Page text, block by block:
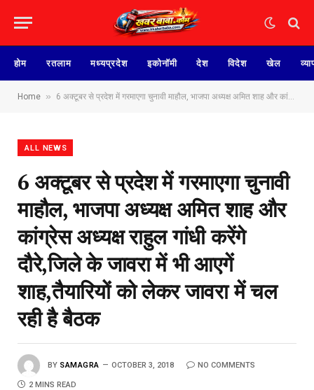
होम रतलाम मध्यप्रदेश इकोनॉमी देश विदेश खेल
Home » 6 अक्टूबर से प्रदेश में गरमाएगा चुनावी माहौल, भाजपा अध्यक्ष अमित शाह और कांग्रेस अध्यक्ष राहुल गांधी करेंगे दौरे,जिले के जावरा में भी आएगें शाह,तैयारियों को लेकर जावरा में चल रही है बैठक
ALL NEWS
6 अक्टूबर से प्रदेश में गरमाएगा चुनावी
माहौल, भाजपा अध्यक्ष अमित शाह और
कांग्रेस अध्यक्ष राहुल गांधी करेंगे
दौरे,जिले के जावरा में भी आएगें
शाह,तैयारियों को लेकर जावरा में चल
रही है बैठक
BY SAMAGRA OCTOBER 3, 2018 NO COMMENTS
2 MINS READ